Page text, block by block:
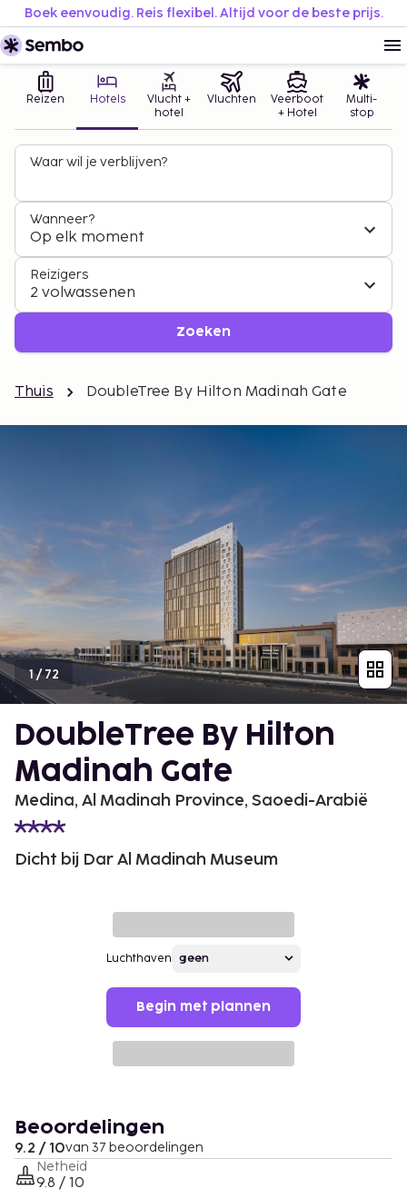
Boek eenvoudig. Reis flexibel. Altijd voor de beste prijs.
Reizen Hotels
Vlucht +
hotel
Vluchten
Veerboot
+ Hotel
Multi-
stop
Waar wil je verblijven?
Wanneer?
Op elk moment
Reizigers
2 volwassenen
Zoeken
Thuis DoubleTree By Hilton Madinah Gate
1/72
DoubleTree By Hilton
Madinah Gate
Medina, Al Madinah Province, Saoedi-Arabië
Dicht bij Dar Al Madinah Museum
Luchthaven
Begin met plannen
Beoordelingen
9.2 / 10van 37 beoordelingen
Netheid
9.8 / 10